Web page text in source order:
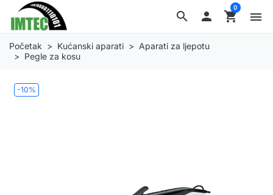
search  shopping_cart
0
menu
Početak Kućanski aparati
Aparati za ljepotu
Pegle za kosu
-10%